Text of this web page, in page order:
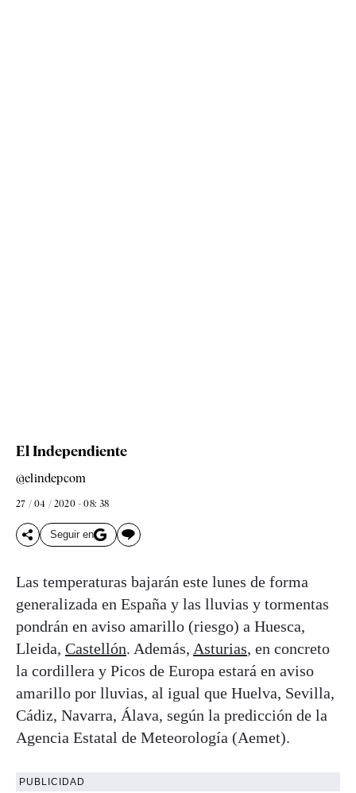
El Independiente
@elindepcom
27 / 04 / 2020 - 08: 38
Seguir en
Las temperaturas bajarán este lunes de forma
generalizada en España y las lluvias y tormentas
pondrán en aviso amarillo (riesgo) a Huesca,
Lleida, Castellón. Además, Asturias, en concreto
la cordillera y Picos de Europa estará en aviso
amarillo por lluvias, al igual que Huelva, Sevilla,
Cádiz, Navarra, Álava, según la predicción de la
Agencia Estatal de Meteorología (Aemet).
PUBLICIDAD